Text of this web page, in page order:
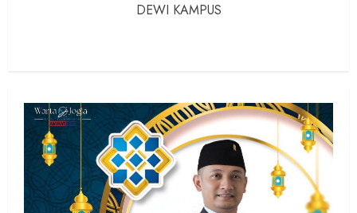
DEWI KAMPUS